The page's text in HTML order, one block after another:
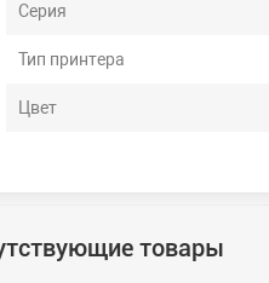
Серия
Тип принтера
Цвет
товары